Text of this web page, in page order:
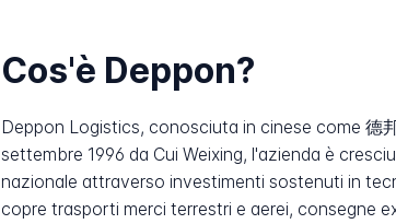
Cos'è Deppon?
Deppon Logistics, conosciuta in cinese come 德
settembre 1996 da Cui Weixing, l'azienda è
nazionale attraverso investimenti sostenuti in
copre trasporti merci terrestri e aerei, consegne